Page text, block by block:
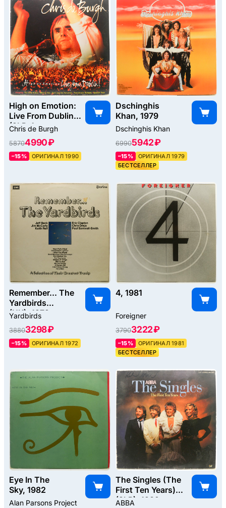
High on Emotion:
Live From Dublin
(2LP, 1-st,
Chris de Burgh
58704990 ₽
–15% ОРИГИНАЛ 1990
Dschinghis
Khan, 1979
Dschinghis Khan
69905942 ₽
–15%
ОРИГИНАЛ 1979
БЕСТСЕЛЛЕР
Remember... The
Yardbirds
(UK), 1972
Yardbirds
38803298 ₽
–15% ОРИГИНАЛ 1972
4, 1981
Foreigner
37903222 ₽
–15%
ОРИГИНАЛ 1981
БЕСТСЕЛЛЕР
Eye In The
Sky, 1982
Alan Parsons Project
The Singles (The
First Ten Years)
(2LP), 1982
ABBA